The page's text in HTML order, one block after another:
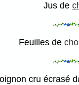
Jus de
Feuilles de
cru écrasé